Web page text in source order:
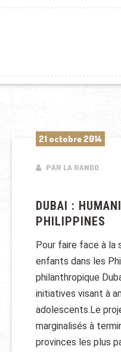
21 octobre 2014
PAR LA RANDO
DUBAI :
PHILIPPINES
Pour faire face à la
enfants dans les
philanthropique
initiatives visant à
adolescents.Le
marginalisés à
provinces les plus